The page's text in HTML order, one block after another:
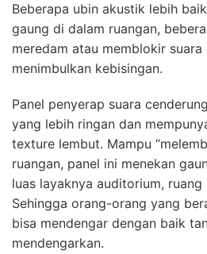
Beberapa ubin akustik lebih
gaung di dalam ruangan,
meredam atau memblokir suara
menimbulkan kebisingan.
Panel penyerap suara
yang lebih ringan dan
texture lembut. Mampu
ruangan, panel ini menekan
luas layaknya auditorium, ruang
Sehingga orang-orang yang
bisa mendengar dengan baik
mendengarkan.